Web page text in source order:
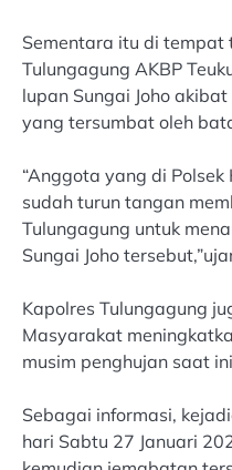
Sementara itu di tempat
Tulungagung AKBP
lupan Sungai Joho
yang tersumbat oleh
“Anggota yang di
sudah turun tangan
Tulungagung untuk
Sungai Joho
Kapolres Tulungagung
Masyarakat
musim penghujan saat
Sebagai informasi,
hari Sabtu 27 Januari